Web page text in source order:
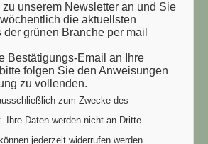
unserem Newsletter an und Sie
die aktuellsten
grünen Branche per mail
Bestätigungs-Email an Ihre
folgen Sie den Anweisungen
zu vollenden.
zum Zwecke des
Ihre Daten werden nicht an Dritte
jederzeit widerrufen werden.